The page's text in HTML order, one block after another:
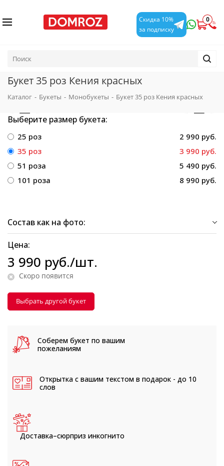
Скидка 10%
за подписку
0
Букет 35 роз Кения красных
Каталог - Букеты - Монобукеты - Букет 35 роз Кения красных
Выберите размер букета:
25 роз
2 990 руб.
35 роз
3 990 руб.
51 роза
5 490 руб.
101 роза
8 990 руб.
Состав как на фото:
Цена:
3 990 руб./шт.
Скоро появится
Выбрать другой букет
Соберем букет по вашим
пожеланиям
Открытка с вашим текстом в подарок - до 10
слов
Доставка–сюрприз инкогнито